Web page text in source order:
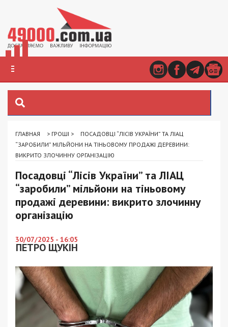
ГЛАВНАЯ > ГРОШІ >
ПОСАДОВЦІ “ЛІСІВ УКРАЇНИ” ТА ЛІАЦ
“ЗАРОБИЛИ” МІЛЬЙОНИ НА ТІНЬОВОМУ ПРОДАЖІ ДЕРЕВИНИ:
ВИКРИТО ЗЛОЧИННУ ОРГАНІЗАЦІЮ
Посадовці “Лісів України” та ЛІАЦ
“заробили” мільйони на тіньовому
продажі деревини: викрито злочинну
організацію
30/07/2025 - 16:05
ПЕТРО ЩУКІН